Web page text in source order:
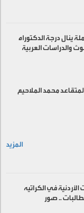
ينال درجة الدكتوراه
والدراسات العربية
محمد الملاحيم
المزيد
في الكراتيه
.. صور